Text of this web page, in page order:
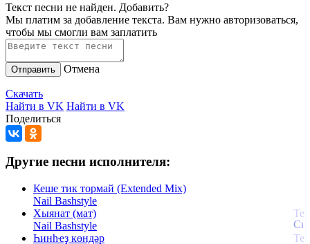
Текст песни не найден. Добавить?
Мы платим за добавление текста. Вам нужно авторизоваться,
чтобы мы смогли вам заплатить
Отправить Отмена
Скачать
Найти в VK Найти в VK
Поделиться
Другие песни исполнителя:
Кеше тик тормай (Extended Mix)
Nail Bashstyle
Хыянат (мат)
Nail Bashstyle
Һинһҽҙ көндәр